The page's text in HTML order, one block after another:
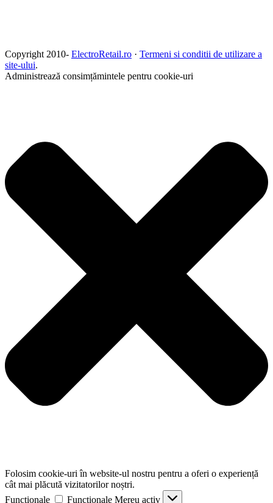
Copyright 2010- ElectroRetail.ro · Termeni si conditii de utilizare a
site-ului.
Administrează consimțămintele pentru cookie-uri
Folosim cookie-uri în website-ul nostru pentru a oferi o experiență
cât mai plăcută vizitatorilor noștri.
Funcționale
Funcționale Mereu activ